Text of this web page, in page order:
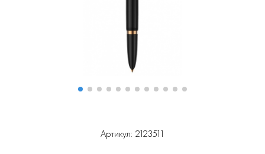
Артикул: 2123511